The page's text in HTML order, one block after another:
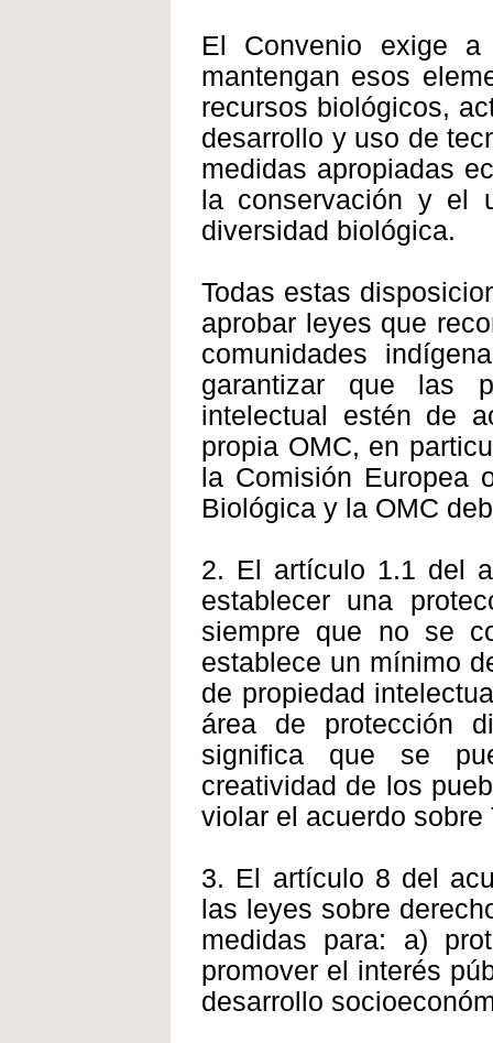
El Convenio exige
mantengan esos
recursos biológicos,
desarrollo y uso de
medidas apropiadas
la conservación y el
diversidad biológica.
Todas estas
aprobar leyes que
comunidades
garantizar que las
intelectual estén de
propia OMC, en
la Comisión Europea
Biológica y la OMC
2. El artículo 1.1 del
establecer una
siempre que no se
establece un mínimo
de propiedad
área de protección
significa que se
creatividad de los
violar el acuerdo sobre
3. El artículo 8 del
las leyes sobre
medidas para: a)
promover el interés
desarrollo